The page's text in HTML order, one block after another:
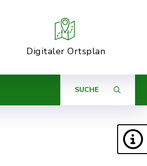
Digitaler Ortsplan
SUCHE